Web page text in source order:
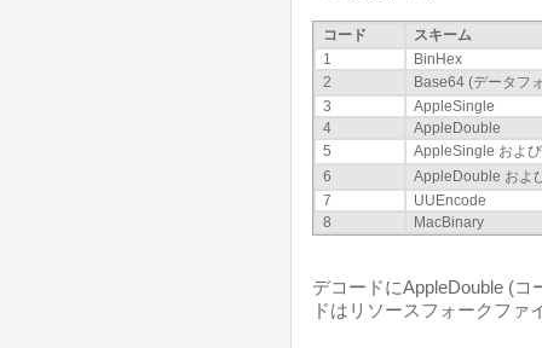
コード
スキーム
1
BinHex
2
Base64 (データフ
3
AppleSingle
4
AppleDouble
5
AppleSingle およ
6
AppleDouble およ
7
UUEncode
8
MacBinary
デコードにAppleDouble (
ドはリソースフォークファ